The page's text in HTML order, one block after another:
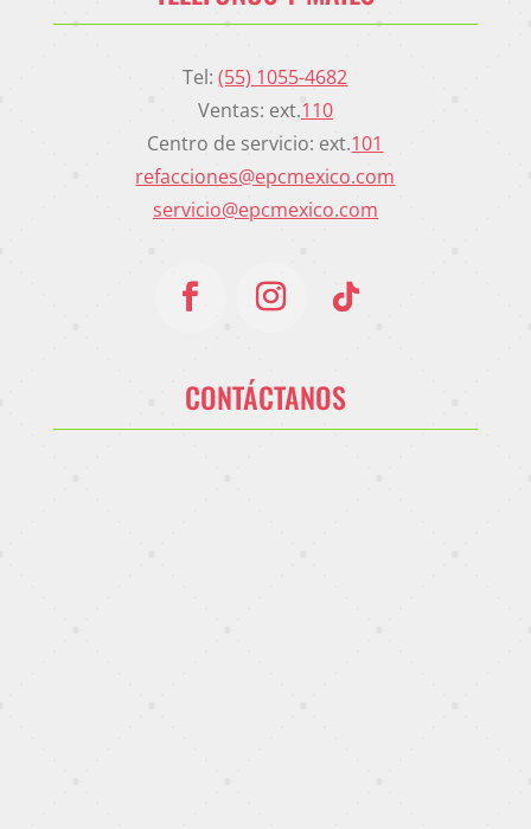
Tel:(55) 1055-4682
Ventas: ext.110
Centro de servicio: ext.101
refacciones@epcmexico.com
servicio@epcmexico.com
CONTÁCTANOS